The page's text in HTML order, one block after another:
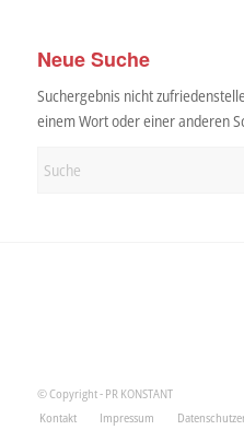
Neue Suche
Suchergebnis nicht
einem Wort oder einer anderen
© Copyright - PR KONSTANT
Kontakt
Impressum